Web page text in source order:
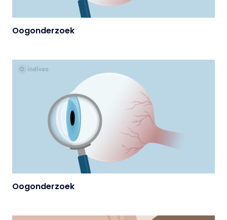
Oogonderzoek
Oogonderzoek